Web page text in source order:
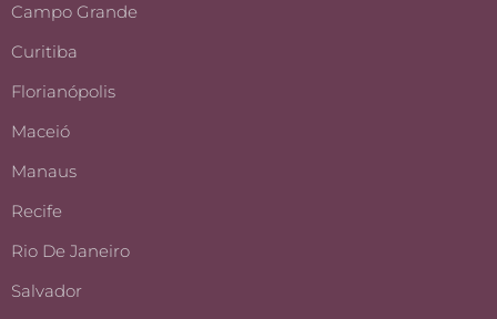
Campo Grande
Curitiba
Florianópolis
Maceió
Manaus
Recife
Rio De Janeiro
Salvador